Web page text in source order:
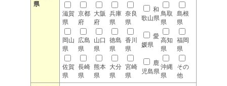
県
滋賀
県
京都
府
大阪
府
兵庫
県
奈良
県
和
歌山県
鳥取
県
島根
県
岡山
県
広島
県
山口
県
徳島
県
香川
県
愛
媛県
高知
県
福岡
県
佐賀
県
長崎
県
熊本
県
大分
県
宮崎
県
鹿
児島県
沖縄
県
その
他